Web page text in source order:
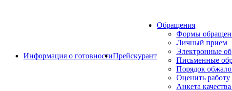
Информация о готовностиПрейскурант
Обращения
Формы
Личный прием
Электронные
Письменные
Порядок
Оценить работу
Анкета